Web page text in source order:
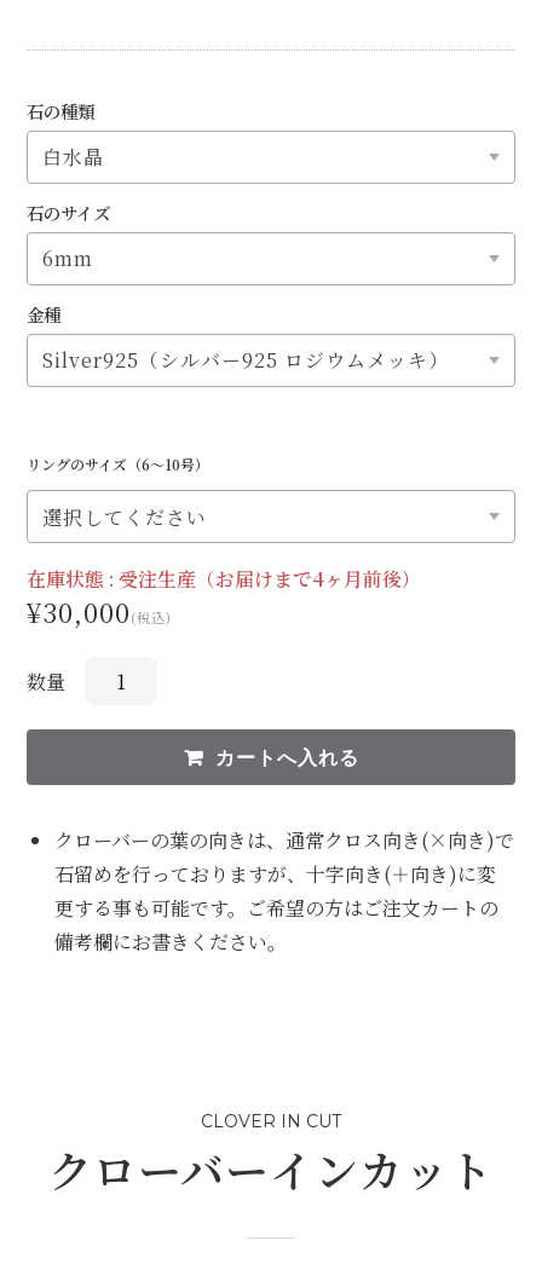
石の種類
石のサイズ
金種
リングのサイズ（6〜10号）
在庫状態 :受注生産（お届けまで4ヶ月前後）
¥30,000(税込)
数量
クローバーの葉の向きは、通常クロス向き(×向き)で
石留めを行っておりますが、十字向き(＋向き)に変
更する事も可能です。ご希望の方はご注文カートの
備考欄にお書きください。
CLOVER IN CUT
クローバーインカット